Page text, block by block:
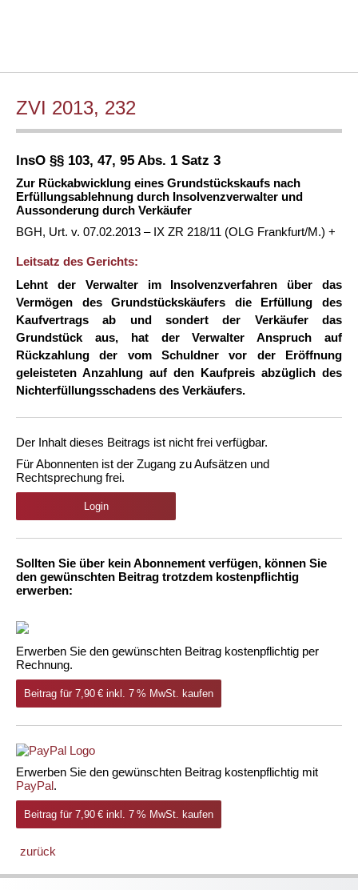
ZVI 2013, 232
InsO §§ 103, 47, 95 Abs. 1 Satz 3
Zur Rückabwicklung eines Grundstückskaufs nach
Erfüllungsablehnung durch Insolvenzverwalter und
Aussonderung durch Verkäufer
BGH, Urt. v. 07.02.2013 – IX ZR 218/11 (OLG Frankfurt/M.) +
Leitsatz des Gerichts:
Lehnt der Verwalter im Insolvenzverfahren über das
Vermögen des Grundstückskäufers die Erfüllung des
Kaufvertrags ab und sondert der Verkäufer das
Grundstück aus, hat der Verwalter Anspruch auf
Rückzahlung der vom Schuldner vor der Eröffnung
geleisteten Anzahlung auf den Kaufpreis abzüglich des
Nichterfüllungsschadens des Verkäufers.
Der Inhalt dieses Beitrags ist nicht frei verfügbar.
Für Abonnenten ist der Zugang zu Aufsätzen und
Rechtsprechung frei.
Login
Sollten Sie über kein Abonnement verfügen, können Sie
den gewünschten Beitrag trotzdem kostenpflichtig
erwerben:
Erwerben Sie den gewünschten Beitrag kostenpflichtig per
Rechnung.
Beitrag für 7,90 € inkl. 7 % MwSt. kaufen
Erwerben Sie den gewünschten Beitrag kostenpflichtig mit
PayPal.
Beitrag für 7,90 € inkl. 7 % MwSt. kaufen
zurück